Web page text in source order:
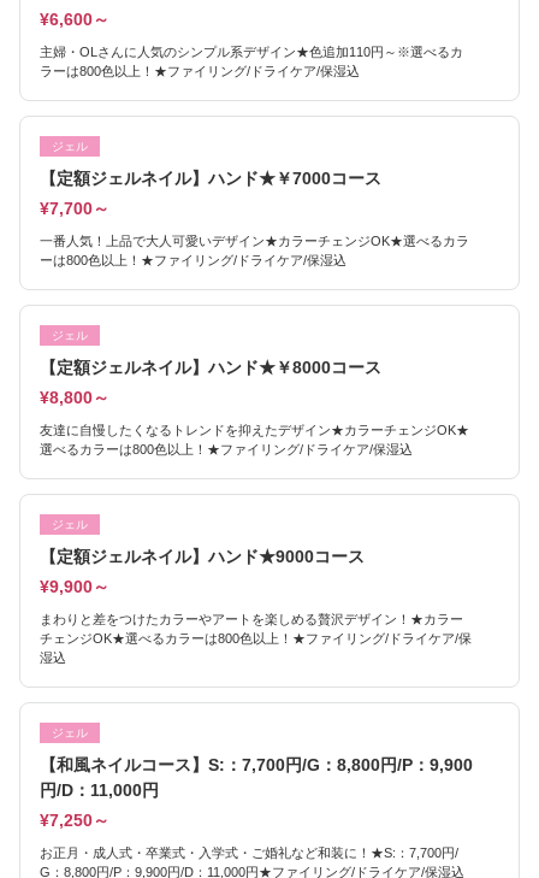
¥6,600～
主婦・OLさんに人気のシンプル系デザイン★色追加110円～※選べるカ
ラーは800色以上！★ファイリング/ドライケア/保湿込
ジェル
【定額ジェルネイル】ハンド★￥7000コース
¥7,700～
一番人気！上品で大人可愛いデザイン★カラーチェンジOK★選べるカラ
ーは800色以上！★ファイリング/ドライケア/保湿込
ジェル
【定額ジェルネイル】ハンド★￥8000コース
¥8,800～
友達に自慢したくなるトレンドを抑えたデザイン★カラーチェンジOK★
選べるカラーは800色以上！★ファイリング/ドライケア/保湿込
ジェル
【定額ジェルネイル】ハンド★9000コース
¥9,900～
まわりと差をつけたカラーやアートを楽しめる贅沢デザイン！★カラー
チェンジOK★選べるカラーは800色以上！★ファイリング/ドライケア/保
湿込
ジェル
【和風ネイルコース】S:：7,700円/G：8,800円/P：9,900
円/D：11,000円
¥7,250～
お正月・成人式・卒業式・入学式・ご婚礼など和装に！★S:：7,700円/
G：8,800円/P：9,900円/D：11,000円★ファイリング/ドライケア/保湿込